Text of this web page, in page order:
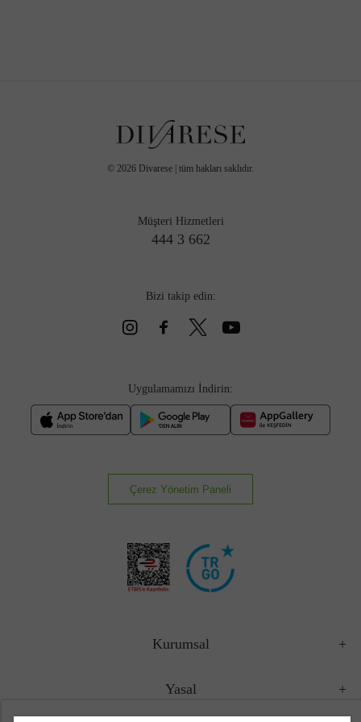
© 2026 Divarese | tüm hakları saklıdır.
Müşteri Hizmetleri
444 3 662
Bizi takip edin:
Uygulamamızı İndirin:
Çerez Yönetim Paneli
Kurumsal
Yasal